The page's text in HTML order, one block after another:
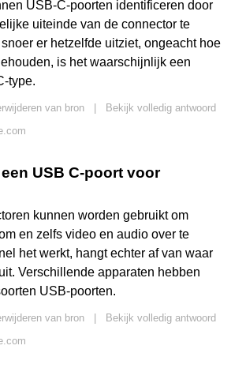
USB-C-poorten identificeren door
uiteinde van de connector te
er hetzelfde uitziet, ongeacht hoe
is het waarschijnlijk een
type.
van bron
Bekijk volledig antwoord
USB C-poort voor
kunnen worden gebruikt om
en zelfs video en audio over te
het werkt, hangt echter af van waar
Verschillende apparaten hebben
USB-poorten.
van bron
Bekijk volledig antwoord